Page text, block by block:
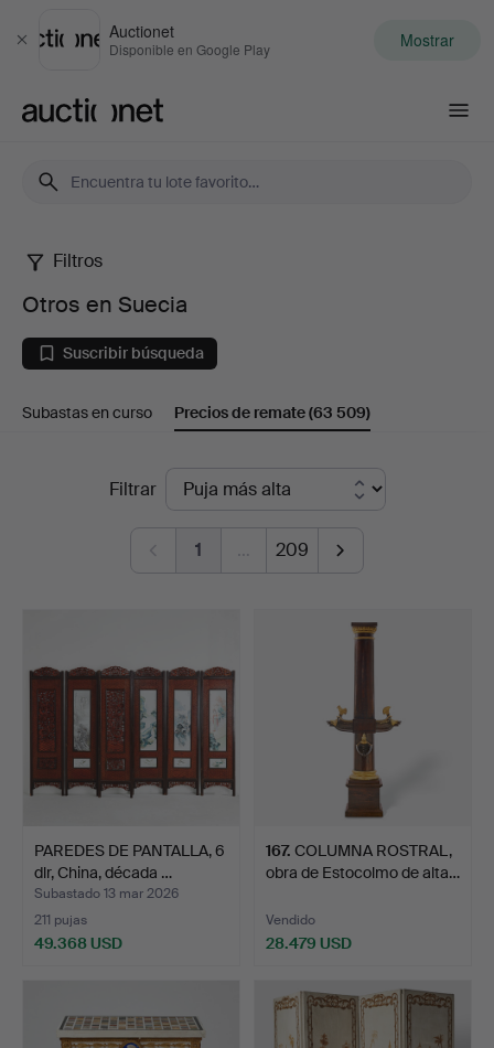
Cerrar
Auctionet
Disponible en Google Play Mostrar
Otros
en
Suecia
Filtros
Otros en Suecia
Suscribir búsqueda
Subastas en curso Precios de remate(63 509)
Filtrar
1 … 209
PAREDES DE PANTALLA, 6
dlr, China, década …
Subastado 13 mar 2026
211 pujas
49.368 USD
167. COLUMNA ROSTRAL,
obra de Estocolmo de alta…
Vendido
28.479 USD